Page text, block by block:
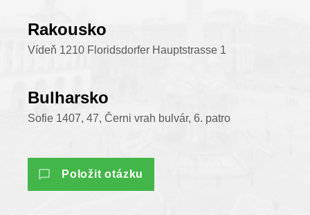
Rakousko
Vídeň 1210 Floridsdorfer Hauptstrasse 1
Bulharsko
Sofie 1407, 47, Černi vrah bulvár, 6. patro
Položit otázku